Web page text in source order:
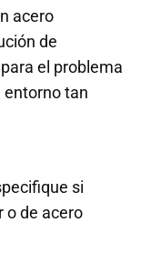
acero
de
el problema
entorno tan
si
o de acero